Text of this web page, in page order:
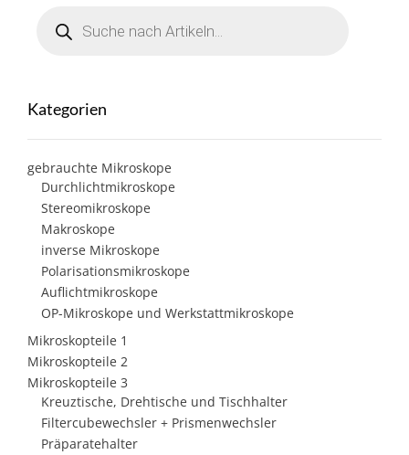
search
Kategorien
gebrauchte Mikroskope
Durchlichtmikroskope
Stereomikroskope
Makroskope
inverse Mikroskope
Polarisationsmikroskope
Auflichtmikroskope
OP-Mikroskope und Werkstattmikroskope
Mikroskopteile 1
Mikroskopteile 2
Mikroskopteile 3
Kreuztische, Drehtische und Tischhalter
Filtercubewechsler + Prismenwechsler
Präparatehalter